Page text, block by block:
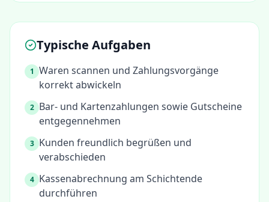
Typische Aufgaben
1 Waren scannen und Zahlungsvorgänge
korrekt abwickeln
2 Bar- und Kartenzahlungen sowie Gutscheine
entgegennehmen
3 Kunden freundlich begrüßen und
verabschieden
4 Kassenabrechnung am Schichtende
durchführen